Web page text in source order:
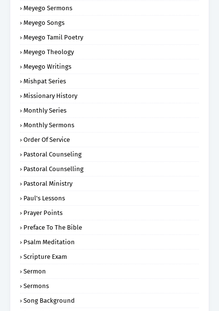
Meyego Sermons
Meyego Songs
Meyego Tamil Poetry
Meyego Theology
Meyego Writings
Mishpat Series
Missionary History
Monthly Series
Monthly Sermons
Order Of Service
Pastoral Counseling
Pastoral Counselling
Pastoral Ministry
Paul's Lessons
Prayer Points
Preface To The Bible
Psalm Meditation
Scripture Exam
Sermon
Sermons
Song Background